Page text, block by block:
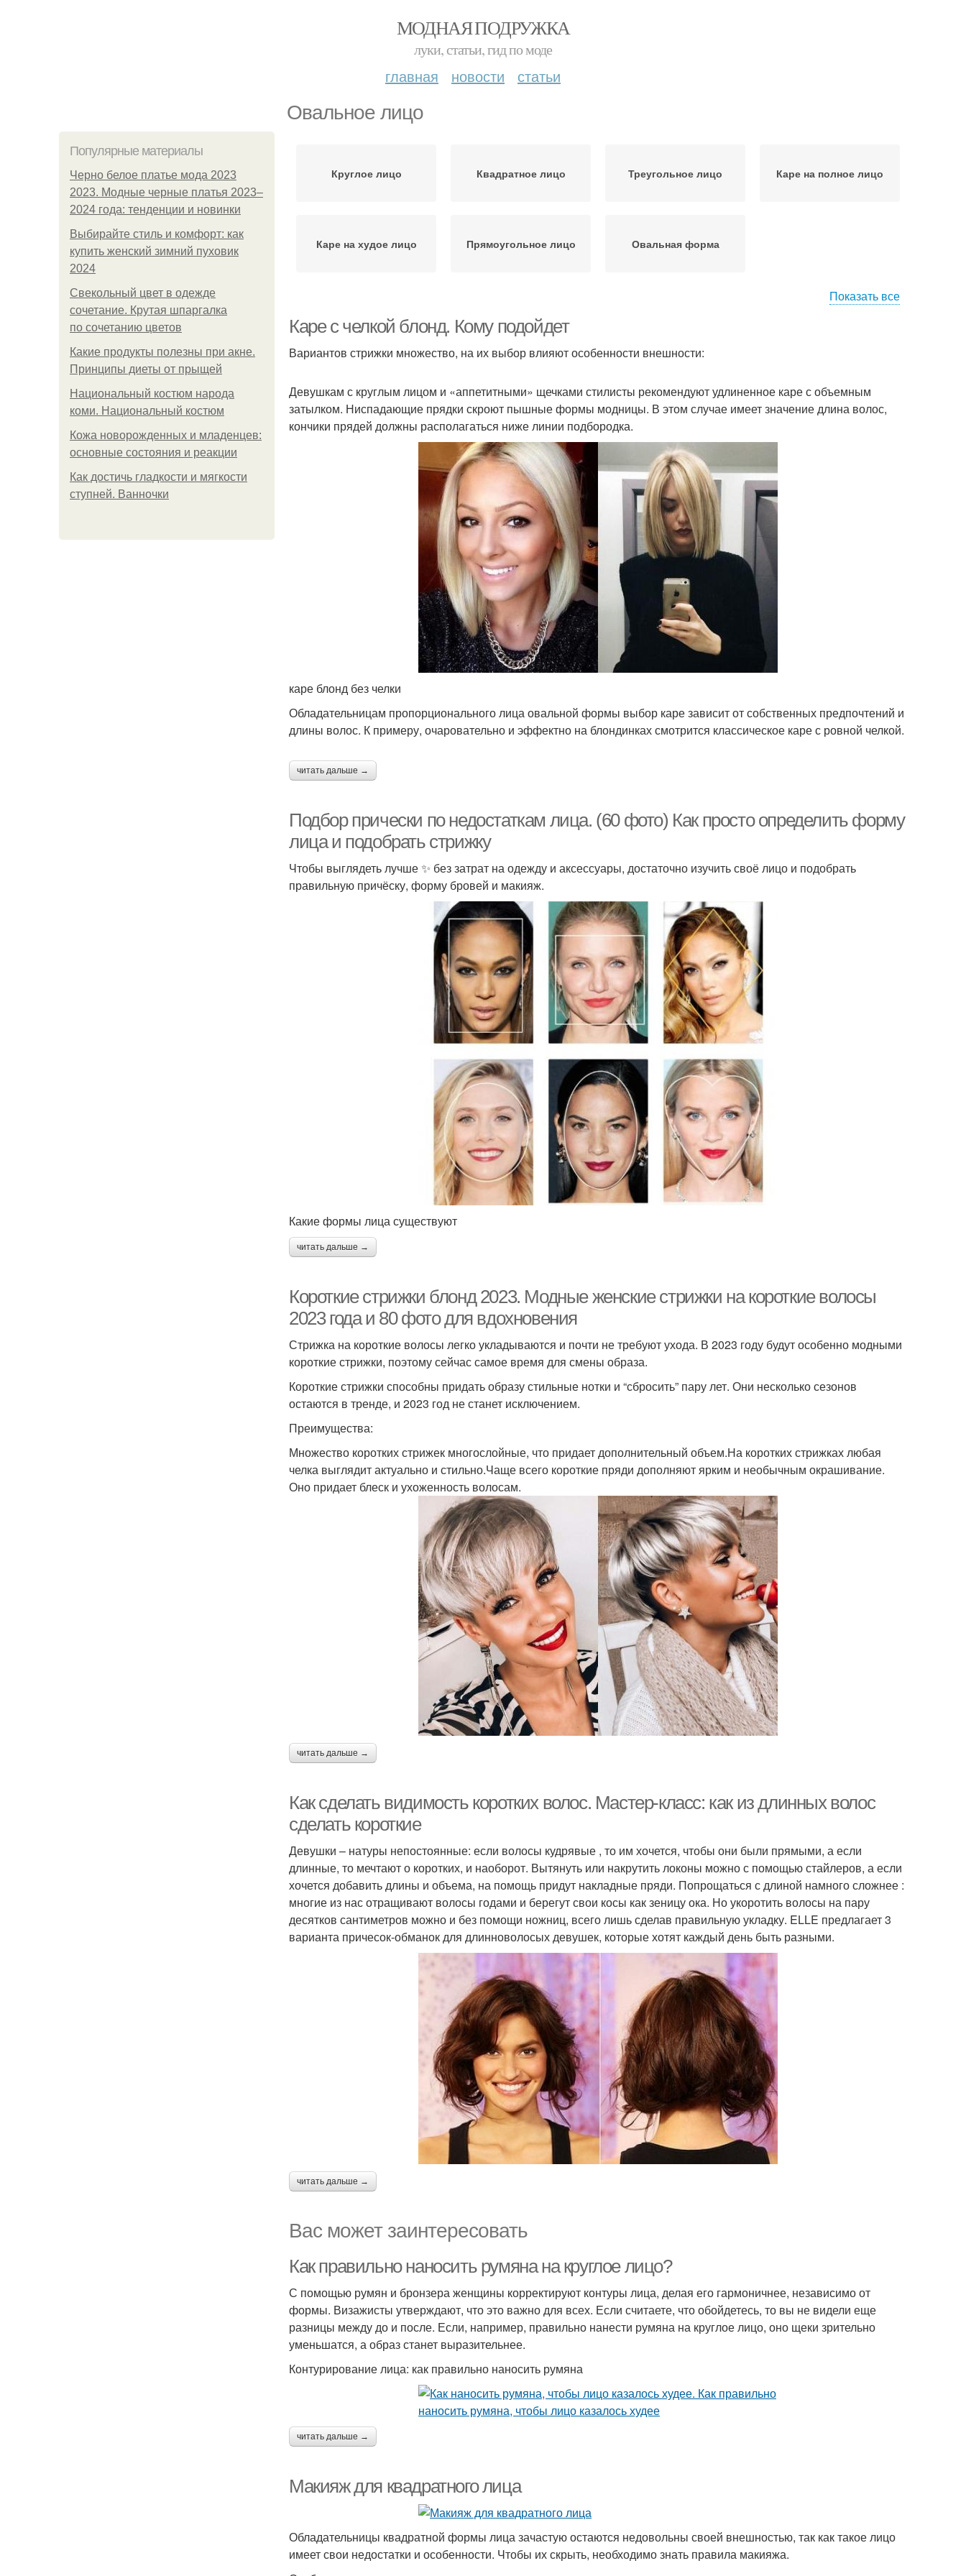
МОДНАЯ ПОДРУЖКА
луки, статьи, гид по моде
главная новости статьи
Овальное лицо
Популярные материалы
Черно белое платье мода 2023
2023. Модные черные платья 2023–
2024 года: тенденции и новинки
Выбирайте стиль и комфорт: как
купить женский зимний пуховик
2024
Свекольный цвет в одежде
сочетание. Крутая шпаргалка
по сочетанию цветов
Какие продукты полезны при акне.
Принципы диеты от прыщей
Национальный костюм народа
коми. Национальный костюм
Кожа новорожденных и младенцев:
основные состояния и реакции
Как достичь гладкости и мягкости
ступней. Ванночки
Круглое лицо Квадратное лицо Треугольное лицо Каре на полное лицо
Каре на худое лицо Прямоугольное лицо Овальная форма
Показать все
Каре с челкой блонд. Кому подойдет
Вариантов стрижки множество, на их выбор влияют особенности внешности:
Девушкам с круглым лицом и «аппетитными» щечками стилисты рекомендуют удлиненное каре с объемным
затылком. Ниспадающие прядки скроют пышные формы модницы. В этом случае имеет значение длина волос,
кончики прядей должны располагаться ниже линии подбородка.
каре блонд без челки
Обладательницам пропорционального лица овальной формы выбор каре зависит от собственных предпочтений и
длины волос. К примеру, очаровательно и эффектно на блондинках смотрится классическое каре с ровной челкой.
читать дальше →
Подбор прически по недостаткам лица. (60 фото) Как просто определить форму
лица и подобрать стрижку
Чтобы выглядеть лучше ✨ без затрат на одежду и аксессуары, достаточно изучить своё лицо и подобрать
правильную причёску, форму бровей и макияж.
Какие формы лица существуют
читать дальше →
Короткие стрижки блонд 2023. Модные женские стрижки на короткие волосы
2023 года и 80 фото для вдохновения
Стрижка на короткие волосы легко укладываются и почти не требуют ухода. В 2023 году будут особенно модными
короткие стрижки, поэтому сейчас самое время для смены образа.
Короткие стрижки способны придать образу стильные нотки и “сбросить” пару лет. Они несколько сезонов
остаются в тренде, и 2023 год не станет исключением.
Преимущества:
Множество коротких стрижек многослойные, что придает дополнительный объем.На коротких стрижках любая
челка выглядит актуально и стильно.Чаще всего короткие пряди дополняют ярким и необычным окрашивание.
Оно придает блеск и ухоженность волосам.
читать дальше →
Как сделать видимость коротких волос. Мастер-класс: как из длинных волос
сделать короткие
Девушки – натуры непостоянные: если волосы кудрявые , то им хочется, чтобы они были прямыми, а если
длинные, то мечтают о коротких, и наоборот. Вытянуть или накрутить локоны можно с помощью стайлеров, а если
хочется добавить длины и объема, на помощь придут накладные пряди. Попрощаться с длиной намного сложнее :
многие из нас отращивают волосы годами и берегут свои косы как зеницу ока. Но укоротить волосы на пару
десятков сантиметров можно и без помощи ножниц, всего лишь сделав правильную укладку. ELLE предлагает 3
варианта причесок-обманок для длинноволосых девушек, которые хотят каждый день быть разными.
читать дальше →
Вас может заинтересовать
Как правильно наносить румяна на круглое лицо?
С помощью румян и бронзера женщины корректируют контуры лица, делая его гармоничнее, независимо от
формы. Визажисты утверждают, что это важно для всех. Если считаете, что обойдетесь, то вы не видели еще
разницы между до и после. Если, например, правильно нанести румяна на круглое лицо, оно щеки зрительно
уменьшатся, а образ станет выразительнее.
Контурирование лица: как правильно наносить румяна
читать дальше →
Макияж для квадратного лица
Обладательницы квадратной формы лица зачастую остаются недовольны своей внешностью, так как такое лицо
имеет свои недостатки и особенности. Чтобы их скрыть, необходимо знать правила макияжа.